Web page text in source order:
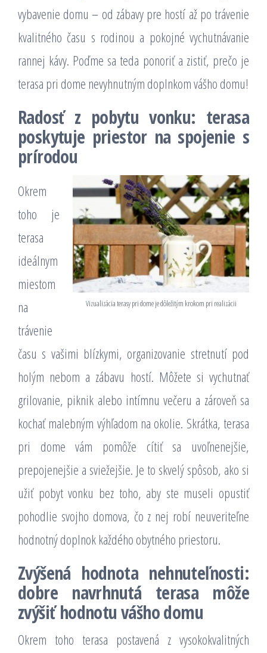
vybavenie domu – od zábavy pre hostí až po trávenie
kvalitného času s rodinou a pokojné vychutnávanie
rannej kávy. Poďme sa teda ponoriť a zistiť, prečo je
terasa pri dome nevyhnutným doplnkom vášho domu!
Radosť z pobytu vonku: terasa
poskytuje priestor na spojenie s
prírodou
Vizualizácia terasy pri dome je dôležitým krokom pri realizácii
Okrem
toho je
terasa
ideálnym
miestom
na
trávenie
času s vašimi blízkymi, organizovanie stretnutí pod
holým nebom a zábavu hostí. Môžete si vychutnať
grilovanie, piknik alebo intímnu večeru a zároveň sa
kochať malebným výhľadom na okolie. Skrátka, terasa
pri dome vám pomôže cítiť sa uvoľnenejšie,
prepojenejšie a sviežejšie. Je to skvelý spôsob, ako si
užiť pobyt vonku bez toho, aby ste museli opustiť
pohodlie svojho domova, čo z nej robí neuveriteľne
hodnotný doplnok každého obytného priestoru.
Zvýšená hodnota nehnuteľnosti:
dobre navrhnutá terasa môže
zvýšiť hodnotu vášho domu
Okrem toho terasa postavená z vysokokvalitných